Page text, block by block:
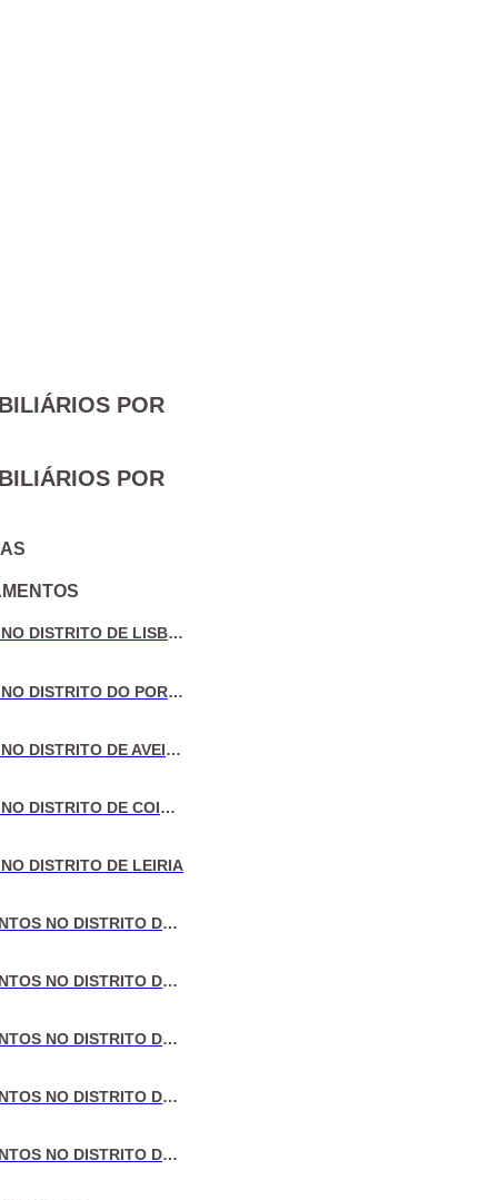
POR
POR
VENDA DE MORADIAS NO DISTRITO DE LISBOA
VENDA DE MORADIAS NO DISTRITO DO PORTO
VENDA DE MORADIAS NO DISTRITO DE AVEIRO
VENDA DE MORADIAS NO DISTRITO DE COIMBRA
DISTRITO DE LEIRIA
VENDA DE APARTAMENTOS NO DISTRITO DE LISBOA
VENDA DE APARTAMENTOS NO DISTRITO DO PORTO
VENDA DE APARTAMENTOS NO DISTRITO DE AVEIRO
VENDA DE APARTAMENTOS NO DISTRITO DE COIMBRA
VENDA DE APARTAMENTOS NO DISTRITO DE LEIRIA